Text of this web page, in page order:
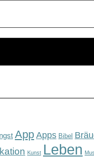
App Apps Bibel
Kunst Leben